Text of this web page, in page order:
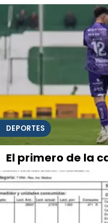
DEPORTES
El primero de la